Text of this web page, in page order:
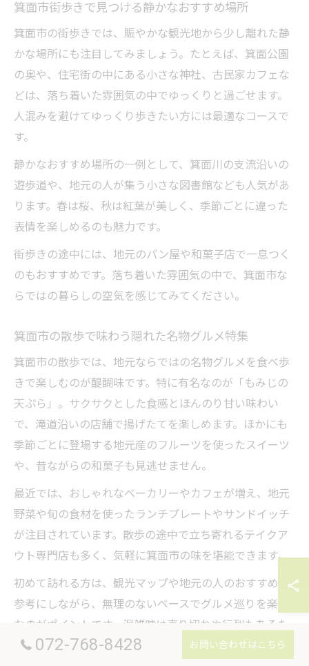
箕面市街歩きで見つける静かなおすすめ場所
箕面市の街歩きでは、賑やかな観光地から少し離れた静
かな場所にも注目してみましょう。たとえば、箕面公園
の奥や、住宅街の中にある小さな神社、古民家カフェな
どは、落ち着いた雰囲気の中でゆっくりと過ごせます。
人混みを避けてゆっくり歩きたい方には最適なコースで
す。
静かなおすすめ場所の一例として、箕面川の支流沿いの
遊歩道や、地元の人が集う小さな図書館なども人気があ
ります。春は桜、秋は紅葉が美しく、季節ごとに違った
表情を楽しめるのも魅力です。
街歩きの途中には、地元のパン屋や和菓子店で一息つく
のもおすすめです。落ち着いた雰囲気の中で、箕面市な
らではの暮らしの空気を感じてみてください。
箕面市の散歩で味わう隠れた名物グルメ特集
箕面市の散歩では、地元ならではの名物グルメを食べ歩
きで楽しむのが醍醐味です。特に有名なのが「もみじの
天ぷら」。サクサクとした食感とほんのり甘い味わい
で、滝道沿いの店舗で揚げたてを楽しめます。ほかにも
季節ごとに登場する地元産のフルーツを使ったスイーツ
や、昔ながらの和菓子も見逃せません。
最近では、おしゃれなベーカリーやカフェが増え、地元
野菜や旬の食材を使ったランチプレートやサンドイッチ
が注目されています。散歩の途中で立ち寄れるテイクア
ウト専門店も多く、気軽に箕面市の味を堪能できます。
初めて訪れる方は、観光マップや地元の人のおすすめを
参考にしながら、無理のないペースでグルメ巡りを楽し
むのがポイントです。混雑時は売り切れや行列もあるた
め、早めの時間帯の利用がおすすめです。
072-768-8428 お問い合わせはこちら